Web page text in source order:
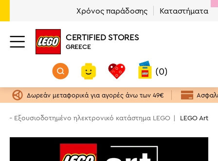
Χρόνος παράδοσης Καταστήματα
CERTIFIED STORES
GREECE
(0)
Δωρεάν μεταφορικά για αγορές άνω των 49€
- Εξουσιοδοτημένο ηλεκτρονικό κατάστημα LEGO LEGO Art
LEGO Art (10)
18+ ετών (10)
€
64 € 320 €
Αγόρι & Κορίτσι (10)
Διαθέσιμα προϊόντα
Ναι (9)